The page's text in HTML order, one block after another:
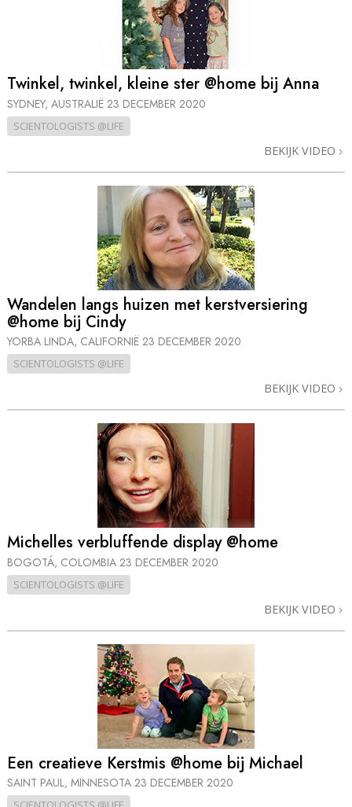
Twinkel, twinkel, kleine ster @home bij Anna
SYDNEY, AUSTRALIË 23 DECEMBER 2020
SCIENTOLOGISTS @LIFE
BEKIJK VIDEO
Wandelen langs huizen met kerstversiering
@home bij Cindy
YORBA LINDA, CALIFORNIË 23 DECEMBER 2020
SCIENTOLOGISTS @LIFE
BEKIJK VIDEO
Michelles verbluffende display @home
BOGOTÁ, COLOMBIA 23 DECEMBER 2020
SCIENTOLOGISTS @LIFE
BEKIJK VIDEO
Een creatieve Kerstmis @home bij Michael
SAINT PAUL, MINNESOTA 23 DECEMBER 2020